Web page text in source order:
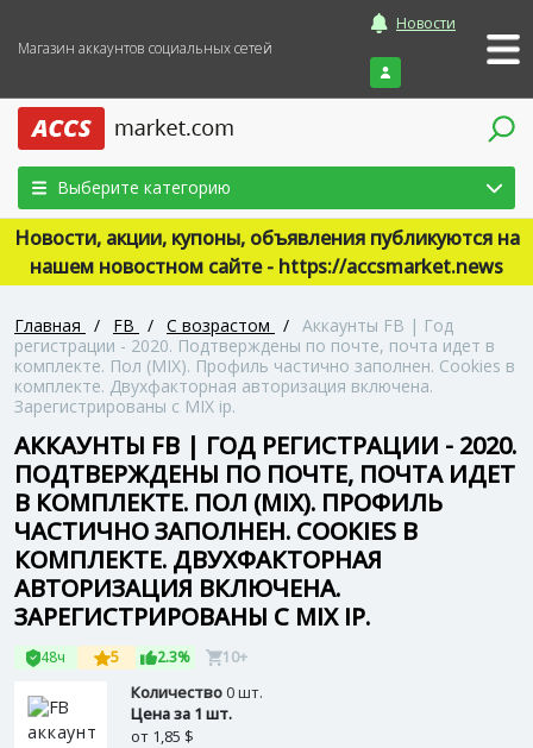
Магазин аккаунтов социальных сетей
Новости
Войти
Выберите категорию
Новости, акции, купоны, объявления публикуются на
нашем новостном сайте - https://accsmarket.news
Главная / FB / С возрастом / Аккаунты FB | Год
регистрации - 2020. Подтверждены по почте, почта идет в
комплекте. Пол (MIX). Профиль частично заполнен. Cookies в
комплекте. Двухфакторная авторизация включена.
Зарегистрированы с MIX ip.
АККАУНТЫ FB | ГОД РЕГИСТРАЦИИ - 2020.
ПОДТВЕРЖДЕНЫ ПО ПОЧТЕ, ПОЧТА ИДЕТ
В КОМПЛЕКТЕ. ПОЛ (MIX). ПРОФИЛЬ
ЧАСТИЧНО ЗАПОЛНЕН. COOKIES В
КОМПЛЕКТЕ. ДВУХФАКТОРНАЯ
АВТОРИЗАЦИЯ ВКЛЮЧЕНА.
ЗАРЕГИСТРИРОВАНЫ С MIX IP.
48ч 5 2.3% 10+
Количество0 шт.
Цена за 1 шт.
от 1,85 $